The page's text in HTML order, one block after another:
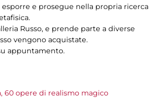
esporre e prosegue nella propria ricerca
Russo, e prende parte a diverse
vengono acquistate.
appuntamento.
60 opere di realismo magico